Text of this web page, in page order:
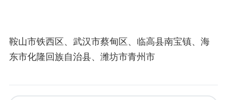
鞍山市铁西区、武汉市蔡甸区、临高县南宝镇、海
东市化隆回族自治县、潍坊市青州市